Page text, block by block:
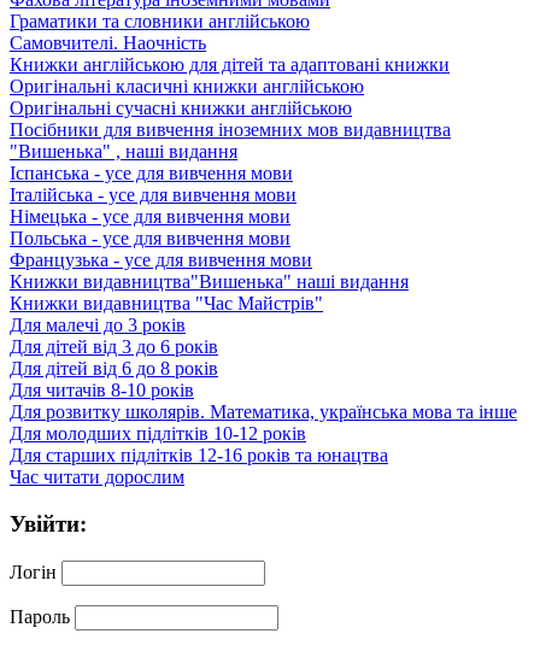
Граматики та словники англійською
Самовчителі. Наочність
Книжки англійською для дітей та адаптовані книжки
Оригінальні класичні книжки англійською
Оригінальні сучасні книжки англійською
Посібники для вивчення іноземних мов видавництва
"Вишенька" , наші видання
Іспанська - усе для вивчення мови
Італійська - усе для вивчення мови
Німецька - усе для вивчення мови
Польська - усе для вивчення мови
Французька - усе для вивчення мови
Книжки видавництва"Вишенька" наші видання
Книжки видавництва "Час Майстрів"
Для малечі до 3 років
Для дітей від 3 до 6 років
Для дітей від 6 до 8 років
Для читачів 8-10 років
Для розвитку школярів. Математика, українська мова та інше
Для молодших підлітків 10-12 років
Для старших підлітків 12-16 років та юнацтва
Час читати дорослим
Увійти:
Логін
Пароль